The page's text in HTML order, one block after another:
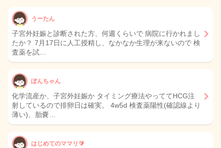
うーたん
子宮外妊娠と診断された方、何週くらいで 病院に行かれまし
たか？ 7月17日に人工授精し、なかなか生理が来ないので 検
査薬を試…
ぽんちゃん
化学流産か、子宮外妊娠か タイミング療法やっててHCG注
射しているので排卵日は確実。 4w5d 検査薬陽性(確認線より
薄い)、胎嚢…
はじめてのママリ🔰